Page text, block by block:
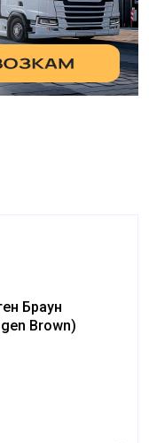
Браун
Brown)